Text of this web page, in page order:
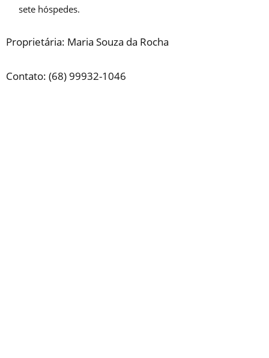
sete hóspedes.
Proprietária: Maria Souza da Rocha
Contato: (68) 99932-1046